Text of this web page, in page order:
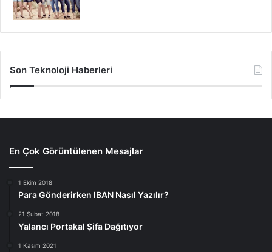
Son Teknoloji Haberleri
En Çok Görüntülenen Mesajlar
1 Ekim 2018
Para Gönderirken IBAN Nasıl Yazılır?
21 Şubat 2018
Yalancı Portakal Şifa Dağıtıyor
1 Kasım 2021